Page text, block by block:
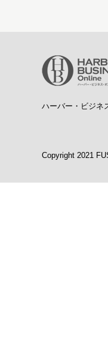
ハーバー・ビジネ
Copyright 2021